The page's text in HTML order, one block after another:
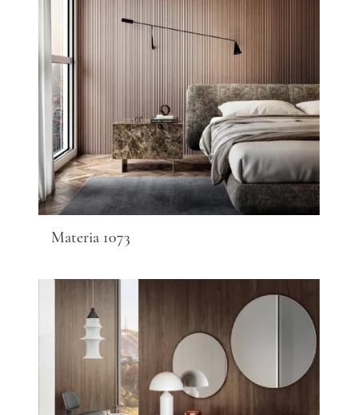
Materia 1073